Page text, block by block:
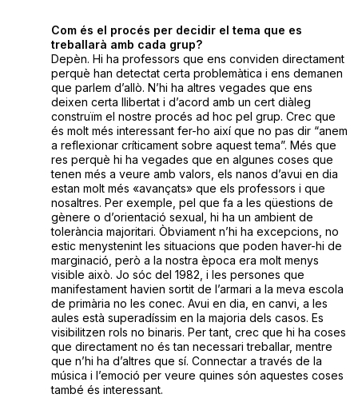
Com és el procés per decidir el tema que es
treballarà amb cada grup?
Depèn. Hi ha professors que ens conviden directament
perquè han detectat certa problemàtica i ens demanen
que parlem d’allò. N’hi ha altres vegades que ens
deixen certa llibertat i d’acord amb un cert diàleg
construïm el nostre procés ad hoc pel grup. Crec que
és molt més interessant fer-ho així que no pas dir “anem
a reflexionar críticament sobre aquest tema”. Més que
res perquè hi ha vegades que en algunes coses que
tenen més a veure amb valors, els nanos d’avui en dia
estan molt més «avançats» que els professors i que
nosaltres. Per exemple, pel que fa a les qüestions de
gènere o d’orientació sexual, hi ha un ambient de
tolerància majoritari. Òbviament n’hi ha excepcions, no
estic menystenint les situacions que poden haver-hi de
marginació, però a la nostra època era molt menys
visible això. Jo sóc del 1982, i les persones que
manifestament havien sortit de l’armari a la meva escola
de primària no les conec. Avui en dia, en canvi, a les
aules està superadíssim en la majoria dels casos. Es
visibilitzen rols no binaris. Per tant, crec que hi ha coses
que directament no és tan necessari treballar, mentre
que n’hi ha d’altres que sí. Connectar a través de la
música i l’emoció per veure quines són aquestes coses
també és interessant.